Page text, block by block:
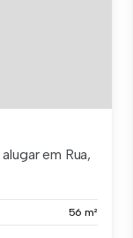
em Rua,
56 m²